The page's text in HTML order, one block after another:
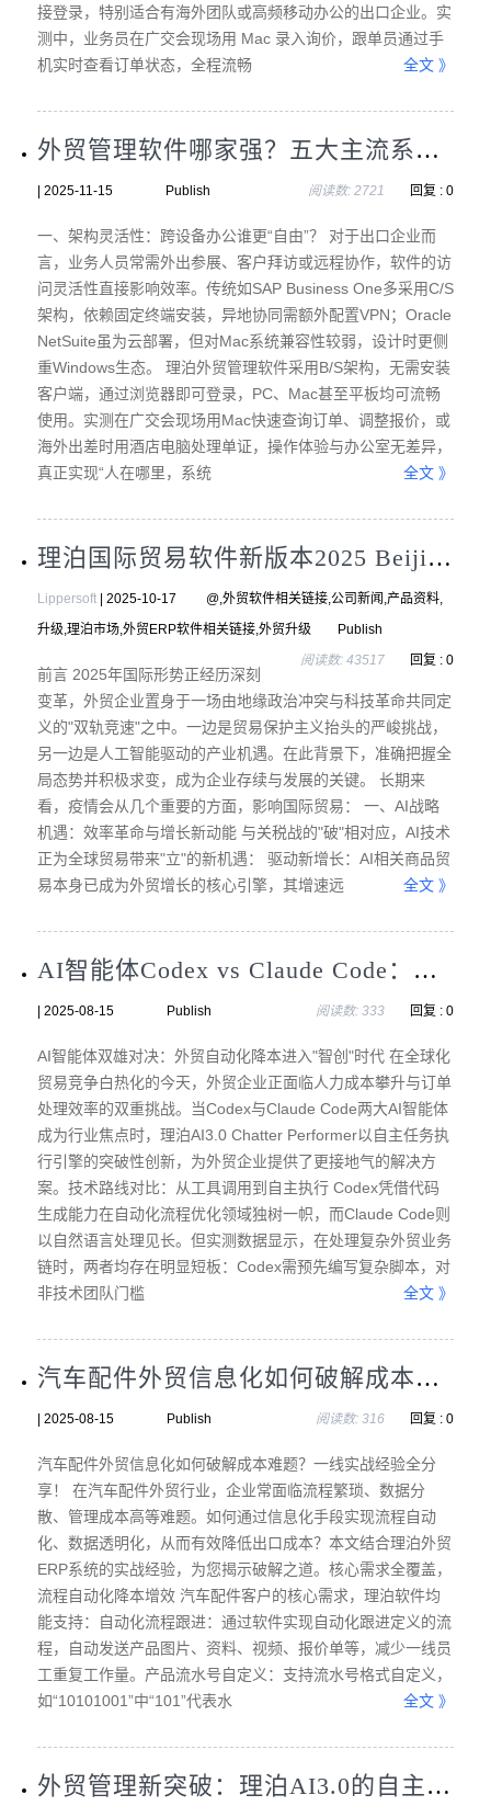
接登录，特别适合有海外团队或高频移动办公的出口企业。实
测中，业务员在广交会现场用 Mac 录入询价，跟单员通过手
机实时查看订单状态，全程流畅
全文 》
外贸管理软件哪家强？五大主流系统（SAP/NetSuite/Dynamics/理泊/小满）功能与效率全面对比
| 2025-11-15 Publish 阅读数: 2721 回复 : 0
一、架构灵活性：跨设备办公谁更“自由”？ 对于出口企业而
言，业务人员常需外出参展、客户拜访或远程协作，软件的访
问灵活性直接影响效率。传统如SAP Business One多采用C/S
架构，依赖固定终端安装，异地协同需额外配置VPN；Oracle
NetSuite虽为云部署，但对Mac系统兼容性较弱，设计时更侧
重Windows生态。 理泊外贸管理软件采用B/S架构，无需安装
客户端，通过浏览器即可登录，PC、Mac甚至平板均可流畅
使用。实测在广交会现场用Mac快速查询订单、调整报价，或
海外出差时用酒店电脑处理单证，操作体验与办公室无差异，
真正实现“人在哪里，系统
全文 》
理泊国际贸易软件新版本2025 Beijing升级版本隆重发布，全面集成人工智能AI版本，提升外贸企业的效率到更高高度
Lippersoft| 2025-10-17 @,外贸软件相关链接,公司新闻,产品资料,
升级,理泊市场,外贸ERP软件相关链接,外贸升级 Publish
阅读数: 43517
回复 : 0
前言 2025年国际形势正经历深刻
变革，外贸企业置身于一场由地缘政治冲突与科技革命共同定
义的"双轨竞速"之中。一边是贸易保护主义抬头的严峻挑战，
另一边是人工智能驱动的产业机遇。在此背景下，准确把握全
局态势并积极求变，成为企业存续与发展的关键。 长期来
看，疫情会从几个重要的方面，影响国际贸易： 一、AI战略
机遇：效率革命与增长新动能 与关税战的"破"相对应，AI技术
正为全球贸易带来"立"的新机遇： 驱动新增长：AI相关商品贸
易本身已成为外贸增长的核心引擎，其增速远
全文 》
AI智能体Codex vs Claude Code：外贸企业自动化降本哪家强？
| 2025-08-15 Publish 阅读数: 333 回复 : 0
AI智能体双雄对决：外贸自动化降本进入"智创"时代 在全球化
贸易竞争白热化的今天，外贸企业正面临人力成本攀升与订单
处理效率的双重挑战。当Codex与Claude Code两大AI智能体
成为行业焦点时，理泊AI3.0 Chatter Performer以自主任务执
行引擎的突破性创新，为外贸企业提供了更接地气的解决方
案。技术路线对比：从工具调用到自主执行 Codex凭借代码
生成能力在自动化流程优化领域独树一帜，而Claude Code则
以自然语言处理见长。但实测数据显示，在处理复杂外贸业务
链时，两者均存在明显短板：Codex需预先编写复杂脚本，对
非技术团队门槛
全文 》
汽车配件外贸信息化如何破解成本难题？一线实战经验全分享！
| 2025-08-15 Publish 阅读数: 316 回复 : 0
汽车配件外贸信息化如何破解成本难题？一线实战经验全分
享！ 在汽车配件外贸行业，企业常面临流程繁琐、数据分
散、管理成本高等难题。如何通过信息化手段实现流程自动
化、数据透明化，从而有效降低出口成本？本文结合理泊外贸
ERP系统的实战经验，为您揭示破解之道。核心需求全覆盖，
流程自动化降本增效 汽车配件客户的核心需求，理泊软件均
能支持：自动化流程跟进：通过软件实现自动化跟进定义的流
程，自动发送产品图片、资料、视频、报价单等，减少一线员
工重复工作量。产品流水号自定义：支持流水号格式自定义，
如“10101001”中“101”代表水
全文 》
外贸管理新突破：理泊AI3.0的自主执行革命